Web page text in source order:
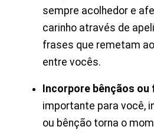
sempre acolhedor e
carinho através de
frases que remetam
entre vocês.
Incorpore bênçãos ou
importante para você,
ou bênção torna o